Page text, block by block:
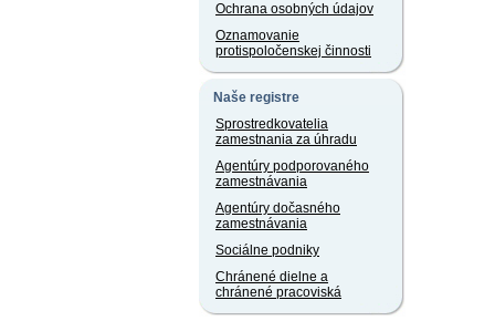
Ochrana osobných údajov
Oznamovanie
protispoločenskej činnosti
Naše registre
Sprostredkovatelia
zamestnania za úhradu
Agentúry podporovaného
zamestnávania
Agentúry dočasného
zamestnávania
Sociálne podniky
Chránené dielne a
chránené pracoviská